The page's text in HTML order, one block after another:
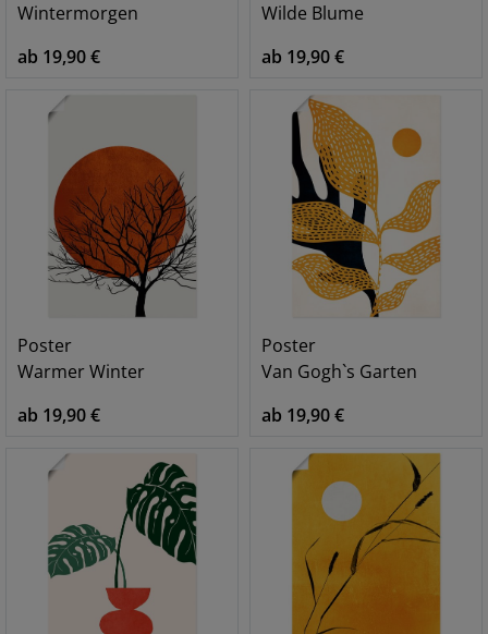
Wintermorgen
ab 19,90 €
Wilde Blume
ab 19,90 €
Poster
Warmer Winter
ab 19,90 €
Poster
Van Gogh`s Garten
ab 19,90 €